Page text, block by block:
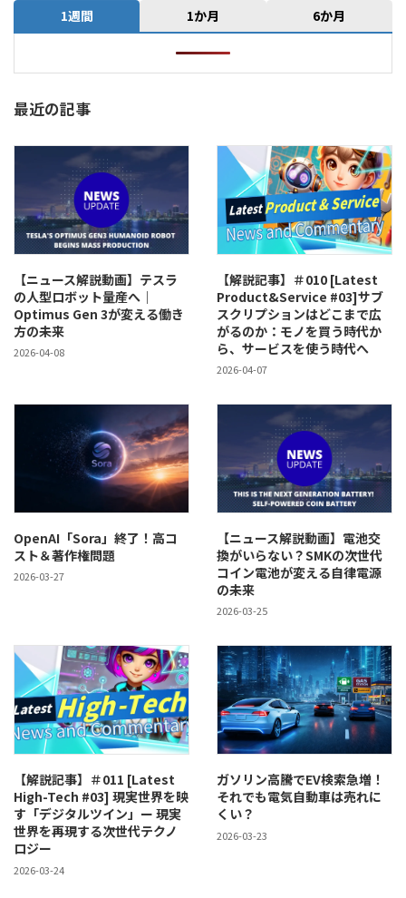
1週間 1か月 6か月
最近の記事
【ニュース解説動画】テスラ
の人型ロボット量産へ｜
Optimus Gen 3が変える働き
方の未来
2026-04-08
【解説記事】＃010 [Latest
Product&Service #03]サブ
スクリプションはどこまで広
がるのか：モノを買う時代か
ら、サービスを使う時代へ
2026-04-07
OpenAI「Sora」終了！高コ
スト＆著作権問題
2026-03-27
【ニュース解説動画】電池交
換がいらない？SMKの次世代
コイン電池が変える自律電源
の未来
2026-03-25
【解説記事】＃011 [Latest
High-Tech #03] 現実世界を映
す「デジタルツイン」ー 現実
世界を再現する次世代テクノ
ロジー
2026-03-24
ガソリン高騰でEV検索急増！
それでも電気自動車は売れに
くい？
2026-03-23